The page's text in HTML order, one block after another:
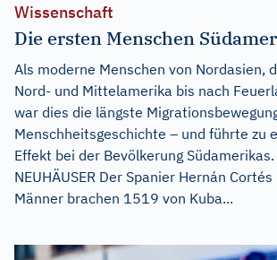
Wissenschaft
Die ersten Menschen
Als moderne Menschen von Nordasien,
Nord- und Mittelamerika bis nach
war dies die längste
Menschheitsgeschichte – und führte zu
Effekt bei der Bevölkerung Südamerikas.
NEUHÄUSER Der Spanier Hernán
Männer brachen 1519 von Kuba...